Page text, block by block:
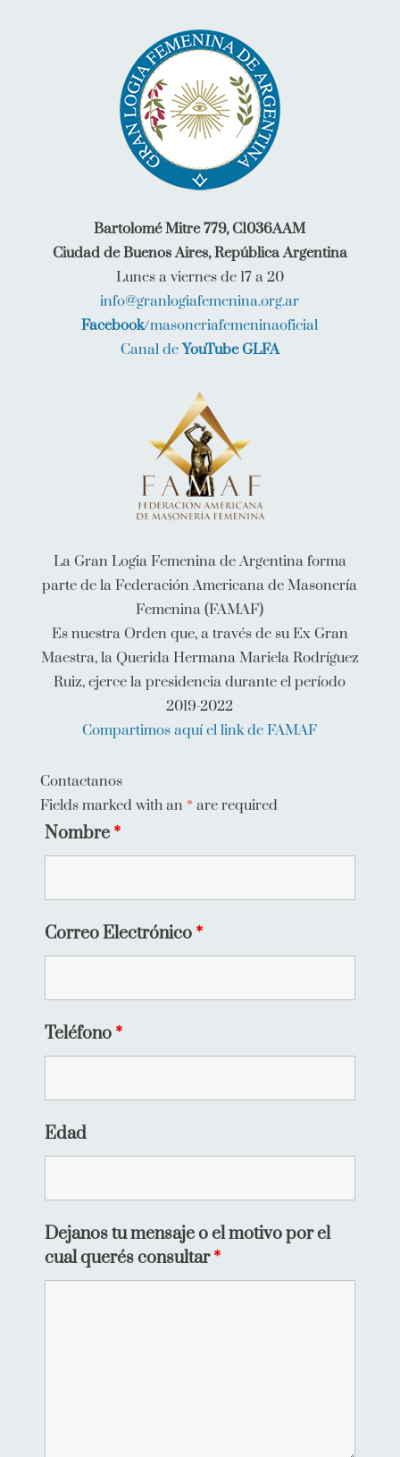
Bartolomé Mitre 779, C1036AAM
Ciudad de Buenos Aires, República Argentina
Lunes a viernes de 17 a 20
info@granlogiafemenina.org.ar
Facebook/masoneriafemeninaoficial
Canal deYouTube GLFA
La Gran Logia Femenina de Argentina forma
parte de la Federación Americana de Masonería
Femenina (FAMAF)
Es nuestra Orden que, a través de su Ex Gran
Maestra, la Querida Hermana Mariela Rodríguez
Ruiz, ejerce la presidencia durante el período
2019-2022
Compartimos aquí el link de FAMAF
Contactanos
Fields marked with an * are required
Nombre *
Correo Electrónico *
Teléfono *
Edad
Dejanos tu mensaje o el motivo por el
cual querés consultar*